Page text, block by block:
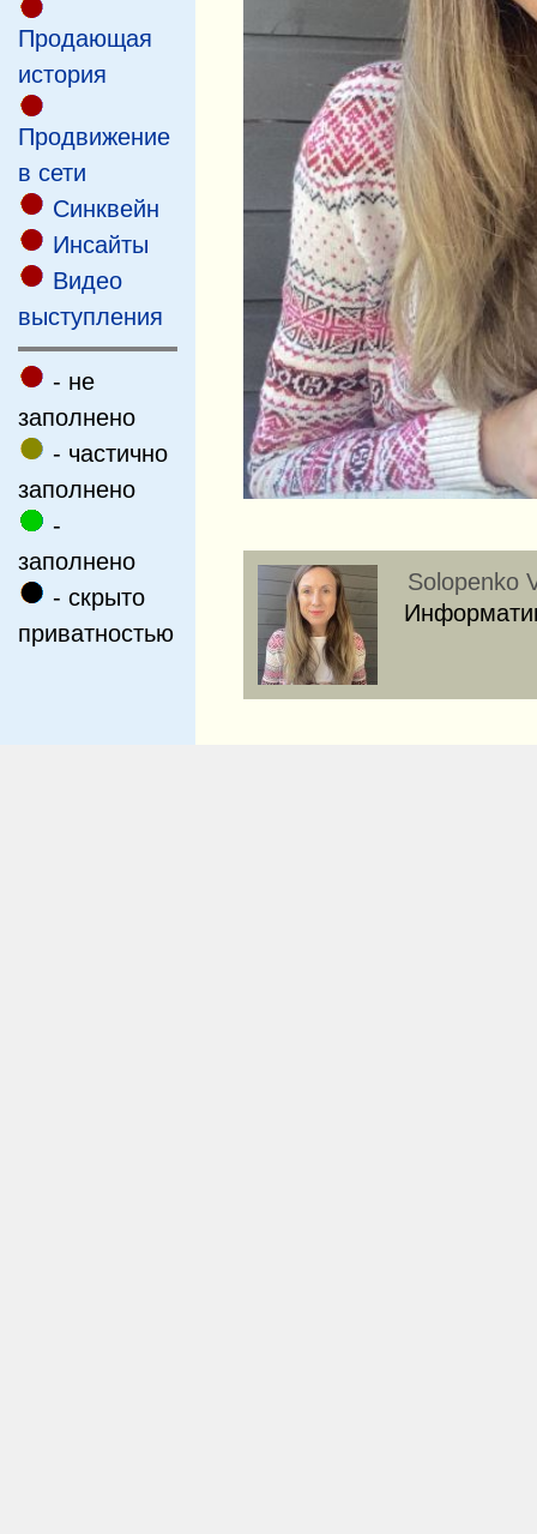
Продающая
история
Продвижение
в сети
Cинквейн
Инсайты
Видео
выступления
- не
заполнено
- частично
заполнено
-
заполнено
- скрыто
приватностью
Solopenko